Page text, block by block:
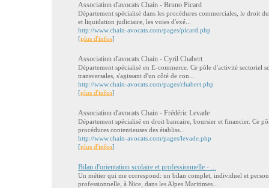
Association d'avocats Chain - Bruno Picard
Département spécialisé dans les procédures commerciales, le droit
et liquidation judiciaire, les voies d'exé...
http://www.chain-avocats.com/pages/picard.php
[plus d'infos]
Association d'avocats Chain - Cyril Chabert
Département spécialisé en E-commerce. Ce pôle d'activité sectoriel
transversales, s'agissant d'un côté de con...
http://www.chain-avocats.com/pages/chabert.php
[plus d'infos]
Association d'avocats Chain - Frédéric Levade
Département spécialisé en droit bancaire, boursier et financier. Ce
procédures contentieuses des établiss...
http://www.chain-avocats.com/pages/levade.php
[plus d'infos]
Bilan d'orientation scolaire et professionnelle - ...
Un métier qui me correspond: un bilan complet, individuel et
professionnelle, à Nice, dans les Alpes Maritimes...